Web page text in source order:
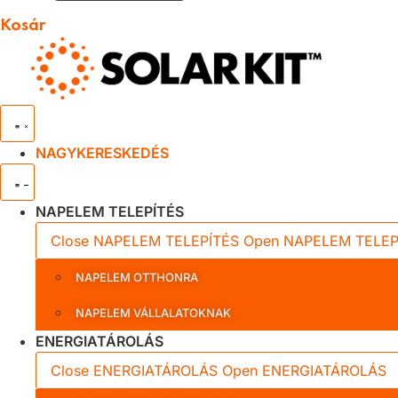
Kosár
NAGYKERESKEDÉS
NAPELEM TELEPÍTÉS
Close NAPELEM TELEPÍTÉS Open NAPELEM
NAPELEM OTTHONRA
NAPELEM VÁLLALATOKNAK
ENERGIATÁROLÁS
Close ENERGIATÁROLÁS Open ENERGIATÁROLÁS